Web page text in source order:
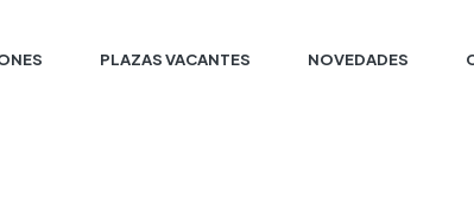
PLAZAS VACANTES NOVEDADES